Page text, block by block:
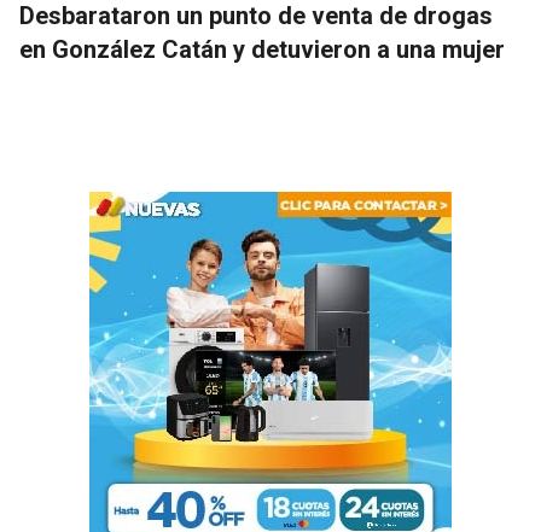
Desbarataron un punto de venta de drogas
en González Catán y detuvieron a una mujer